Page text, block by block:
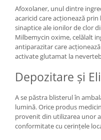
Afoxolaner, unul dintre
acaricid care acționează
sinaptice ale ionilor de clor
Milbemycin oxime, celălalt
antiparazitar care
activate glutamat la
Depozitare și
A se păstra blisterul în
lumină. Orice produs
provenit din utilizarea unor
conformitate cu cerințele